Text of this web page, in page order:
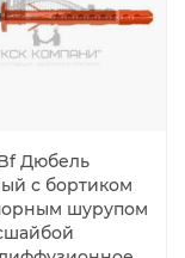
Дюбель
с бортиком
шурупом